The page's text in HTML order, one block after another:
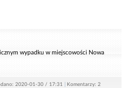
wypadku w miejscowości Nowa
2020-01-30 / 17:31 Komentarzy: 2